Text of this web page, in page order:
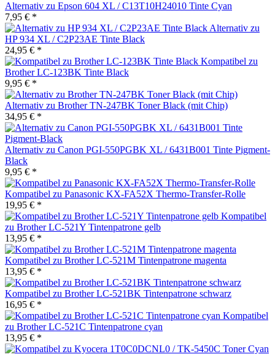
Alternativ zu Epson 604 XL / C13T10H24010 Tinte Cyan
7,95 € *
Alternativ zu
HP 934 XL / C2P23AE Tinte Black
24,95 € *
Kompatibel zu
Brother LC-123BK Tinte Black
9,95 € *
Alternativ zu Brother TN-247BK Toner Black (mit Chip)
34,95 € *
Alternativ zu Canon PGI-550PGBK XL / 6431B001 Tinte Pigment-
Black
9,95 € *
Kompatibel zu Panasonic KX-FA52X Thermo-Transfer-Rolle
19,95 € *
Kompatibel
zu Brother LC-521Y Tintenpatrone gelb
13,95 € *
Kompatibel zu Brother LC-521M Tintenpatrone magenta
13,95 € *
Kompatibel zu Brother LC-521BK Tintenpatrone schwarz
16,95 € *
Kompatibel
zu Brother LC-521C Tintenpatrone cyan
13,95 € *